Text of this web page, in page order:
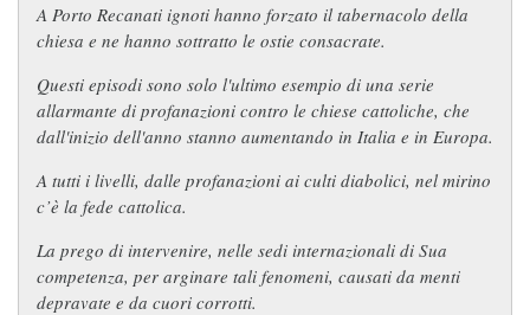
A Porto Recanati ignoti hanno forzato il tabernacolo della
chiesa e ne hanno sottratto le ostie consacrate.
Questi episodi sono solo l'ultimo esempio di una serie
allarmante di profanazioni contro le chiese cattoliche, che
dall'inizio dell'anno stanno aumentando in Italia e in Europa.
A tutti i livelli, dalle profanazioni ai culti diabolici, nel mirino
c’è la fede cattolica.
La prego di intervenire, nelle sedi internazionali di Sua
competenza, per arginare tali fenomeni, causati da menti
depravate e da cuori corrotti.